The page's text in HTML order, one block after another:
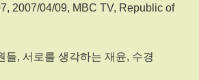
2007/04/09, MBC TV, Republic of
들, 서로를 생각하는 재윤, 수경